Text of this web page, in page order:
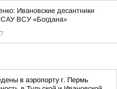
Ивановские десантники
ВСУ «Богдана»
в аэропорту г. Пермь